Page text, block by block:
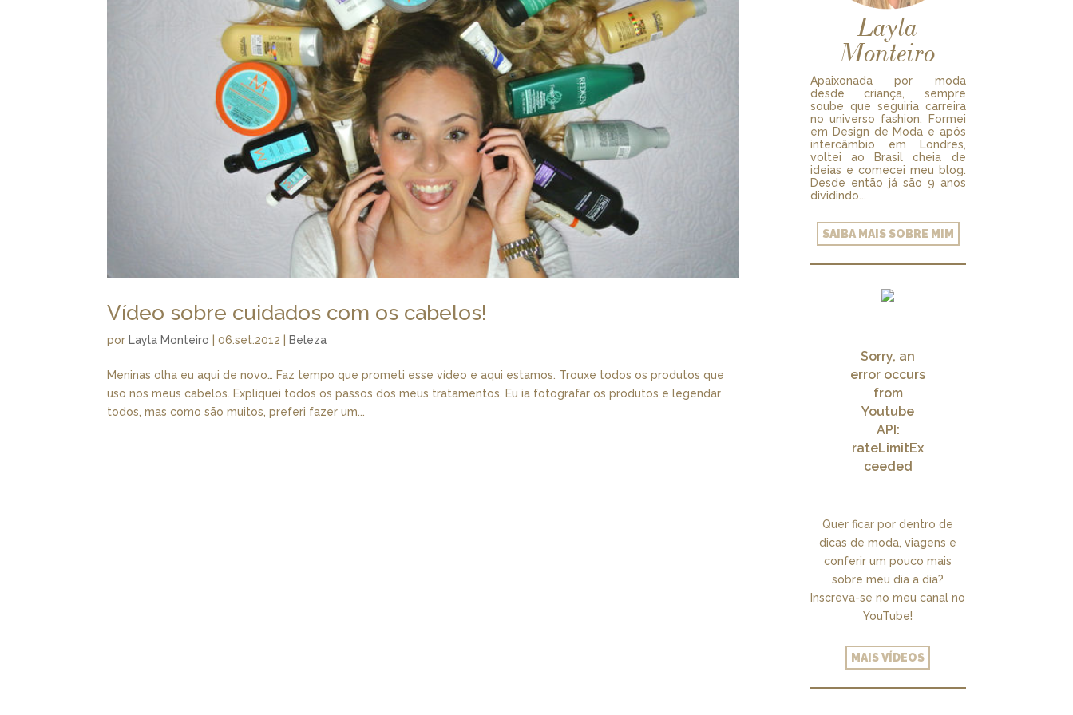
Vídeo sobre cuidados com os cabelos!
por Layla Monteiro |06.set.2012 Beleza
Meninas olha eu aqui de novo… Faz tempo que prometi esse vídeo e aqui estamos. Trouxe todos os produtos que
uso nos meus cabelos. Expliquei todos os passos dos meus tratamentos. Eu ia fotografar os produtos e legendar
todos, mas como são muitos, preferi fazer um...
Layla
Monteiro
Apaixonada por moda
desde criança, sempre
soube que seguiria carreira
no universo fashion. Formei
em Design de Moda e após
intercâmbio em Londres,
voltei ao Brasil cheia de
ideias e comecei meu blog.
Desde então já são 9 anos
dividindo...
SAIBA MAIS SOBRE MIM
Sorry, an
error occurs
from
Youtube
API:
rateLimitEx
ceeded
Quer ficar por dentro de
dicas de moda, viagens e
conferir um pouco mais
sobre meu dia a dia?
Inscreva-se no meu canal no
YouTube!
MAIS VÍDEOS